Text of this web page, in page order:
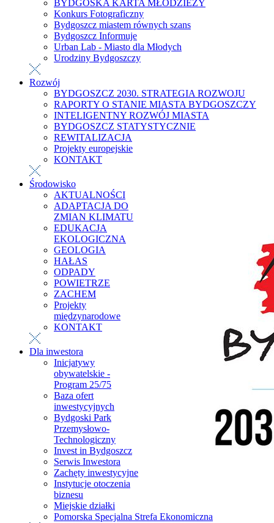
BYDGOSKA KARTA MŁODZIEŻY
Konkurs Fotograficzny
Bydgoszcz miastem równych szans
Bydgoszcz Informuje
Urban Lab - Miasto dla Młodych
Urodziny Bydgoszczy
Rozwój
BYDGOSZCZ 2030. STRATEGIA ROZWOJU
RAPORTY O STANIE MIASTA BYDGOSZCZY
INTELIGENTNY ROZWÓJ MIASTA
BYDGOSZCZ STATYSTYCZNIE
REWITALIZACJA
Projekty europejskie
KONTAKT
Środowisko
AKTUALNOŚCI
ADAPTACJA DO
ZMIAN KLIMATU
EDUKACJA
EKOLOGICZNA
GEOLOGIA
HAŁAS
ODPADY
POWIETRZE
ZACHEM
Projekty
międzynarodowe
KONTAKT
Dla inwestora
Inicjatywy
obywatelskie -
Program 25/75
Baza ofert
inwestycyjnych
Bydgoski Park
Przemysłowo-
Technologiczny
Invest in Bydgoszcz
Serwis Inwestora
Zachęty inwestycyjne
Instytucje otoczenia
biznesu
Miejskie działki
Pomorska Specjalna Strefa Ekonomiczna